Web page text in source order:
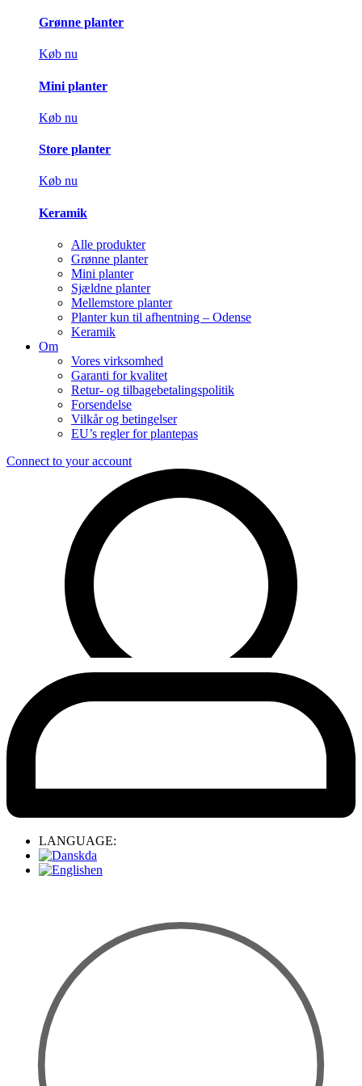
Grønne planter
Køb nu
Mini planter
Køb nu
Store planter
Køb nu
Keramik
Alle produkter
Grønne planter
Mini planter
Sjældne planter
Mellemstore planter
Planter kun til afhentning – Odense
Keramik
Om
Vores virksomhed
Garanti for kvalitet
Retur- og tilbagebetalingspolitik
Forsendelse
Vilkår og betingelser
EU’s regler for plantepas
Connect to your account
LANGUAGE:
da
en